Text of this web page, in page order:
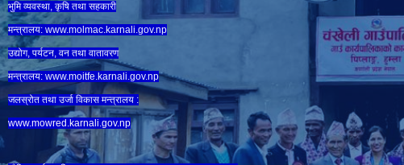
भुमि व्यवस्था, कृषि तथा सहकारी
मन्त्रालय: www.molmac.karnali.gov.np
उद्योग, पर्यटन, वन तथा वातावरण
मन्त्रालय: www.moitfe.karnali.gov.np
जलस्रोत तथा उर्जा विकास मन्त्रालय :
www.mowred.karnali.gov.np